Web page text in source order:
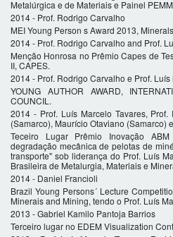
Metalúrgica e de Materiais e Painel
2014 - Prof. Rodrigo Carvalho
MEI Young Person s Award 2013,
2014 - Prof. Rodrigo Carvalho and Prof.
Menção Honrosa no Prêmio Capes de
II, CAPES.
2014 - Prof. Rodrigo Carvalho e Prof.
YOUNG AUTHOR AWARD,
COUNCIL.
2014 - Prof. Luís Marcelo Tavares,
(Samarco), Maurício Otaviano (Samarco)
Teceiro Lugar Prêmio Inovação
degradação mecânica de pelotas de
transporte" sob liderança do Prof. Luís
Brasileira de Metalurgia, Materiais e
2014 - Daniel Francioli
Brazil Young Persons´ Lecture
Minerais and Mining, tendo o Prof. Luís
2013 - Gabriel Kamilo Pantoja Barrios
Terceiro lugar no EDEM Visualization